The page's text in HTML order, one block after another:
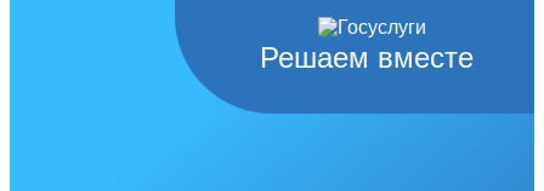
Решаем вместе